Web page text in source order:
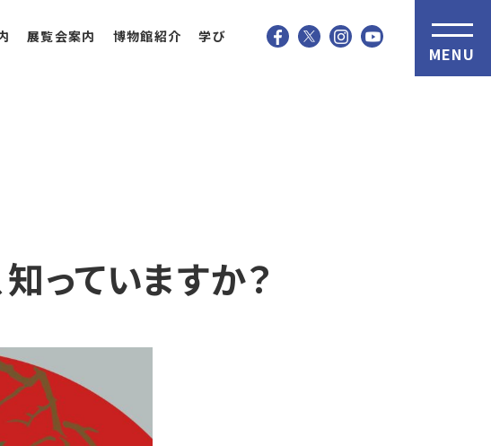
展覧会案内 博物館紹介 学び
MENU
っていますか？